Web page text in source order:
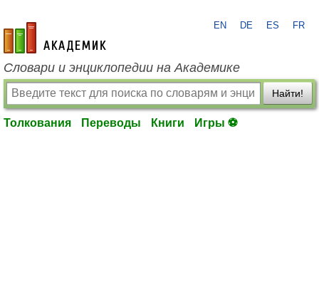
academic.ru
EN DE ES FR
Словари и энциклопедии на Академике
Найти!
Толкования Переводы Книги Игры ⚽